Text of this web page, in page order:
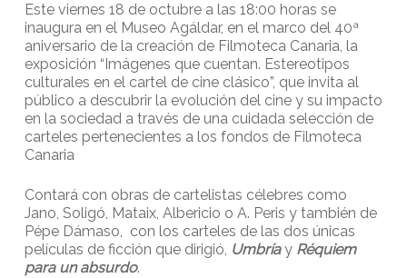
Este viernes 18 de octubre a las 18:00 horas se
inaugura en el Museo Agáldar, en el marco del 40ª
aniversario de la creación de Filmoteca Canaria, la
exposición “Imágenes que cuentan. Estereotipos
culturales en el cartel de cine clásico”, que invita al
público a descubrir la evolución del cine y su impacto
en la sociedad a través de una cuidada selección de
carteles pertenecientes a los fondos de Filmoteca
Canaria
Contará con obras de cartelistas célebres como
Jano, Soligó, Mataix, Albericio o A. Peris y también de
Pépe Dámaso, con los carteles de las dos únicas
películas de ficción que dirigió, Umbríay Réquiem
para un absurdo.